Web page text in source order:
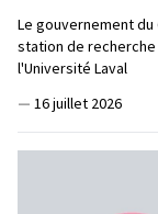
Le gouvernement du
station de
l'Université Laval
— 16 juillet 2026